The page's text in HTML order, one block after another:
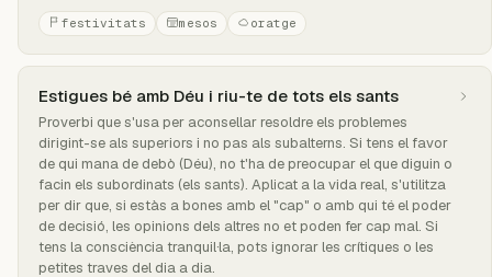
festivitats mesos oratge
Estigues bé amb Déu i riu-te de tots els sants
Proverbi que s'usa per aconsellar resoldre els problemes
dirigint-se als superiors i no pas als subalterns. Si tens el favor
de qui mana de debò (Déu), no t'ha de preocupar el que diguin o
facin els subordinats (els sants). Aplicat a la vida real, s'utilitza
per dir que, si estàs a bones amb el "cap" o amb qui té el poder
de decisió, les opinions dels altres no et poden fer cap mal. Si
tens la consciència tranquil·la, pots ignorar les crítiques o les
petites traves del dia a dia.